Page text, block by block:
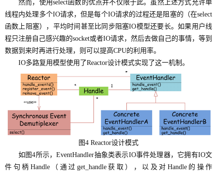
然而，使用select函数的优点并不仅限于此。虽然上述方式允许单
线程内处理多个IO请求，但是每个IO请求的过程还是阻塞的（在select
函数上阻塞），平均时间甚至比同步阻塞IO模型还要长。如果用户线
程只注册自己感兴趣的socket或者IO请求，然后去做自己的事情，等到
数据到来时再进行处理，则可以提高CPU的利用率。
IO多路复用模型使用了Reactor设计模式实现了这一机制。
图4 Reactor设计模式
如图4所示，EventHandler抽象类表示IO事件处理器，它拥有IO文
件句柄Handle（通过get_handle获取），以及对Handle的操作